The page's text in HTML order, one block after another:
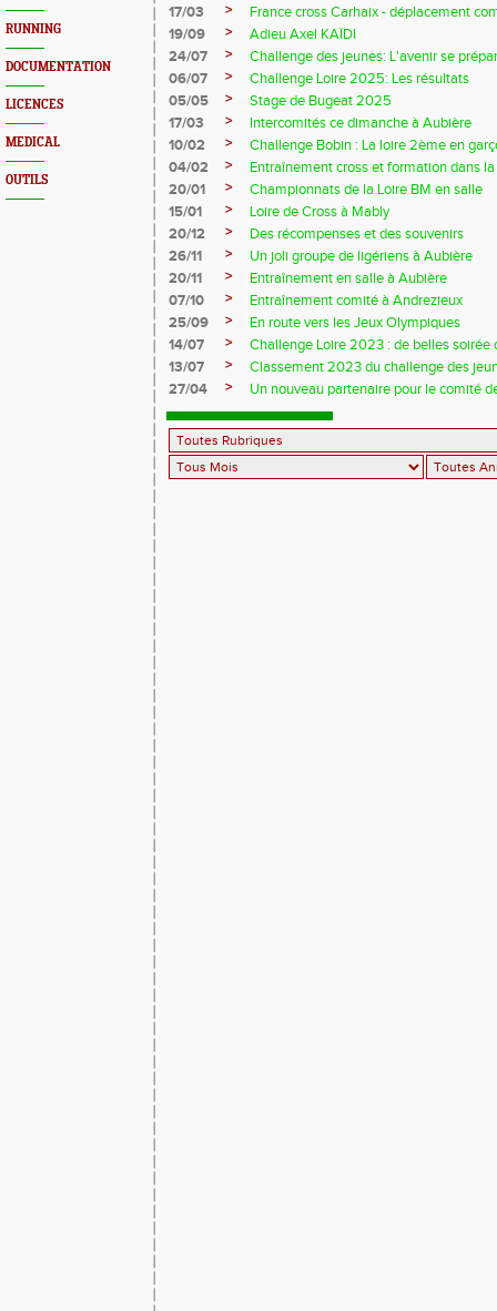
RUNNING
DOCUMENTATION
LICENCES
MEDICAL
OUTILS
17/03
>
France cross Carhaix - déplacement
19/09
>
Adieu Axel KAÏDI
24/07
>
Challenge des jeunes: L'avenir se
06/07
>
Challenge Loire 2025: Les résultats
05/05
>
Stage de Bugeat 2025
17/03
>
Intercomités ce dimanche à Aubière
10/02
>
Challenge Bobin : La loire 2ème en
04/02
>
Entraînement cross et formation dans
20/01
>
Championnats de la Loire BM en salle
15/01
>
Loire de Cross à Mably
20/12
>
Des récompenses et des souvenirs
26/11
>
Un joli groupe de ligériens à Aubière
20/11
>
Entraînement en salle à Aubière
07/10
>
Entraînement comité à Andrezieux
25/09
>
En route vers les Jeux Olympiques
14/07
>
Challenge Loire 2023 : de belles soirée
13/07
>
Classement 2023 du challenge des
27/04
> Un nouveau partenaire pour le comité